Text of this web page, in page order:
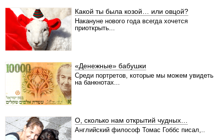
Какой ты была козой… или овцой?
Накануне нового года всегда хочется
приоткрыть...
«Денежные» бабушки
Среди портретов, которые мы можем увидеть
на банкнотах...
О, сколько нам открытий чудных…
Английский философ Томас Гоббс писал,..